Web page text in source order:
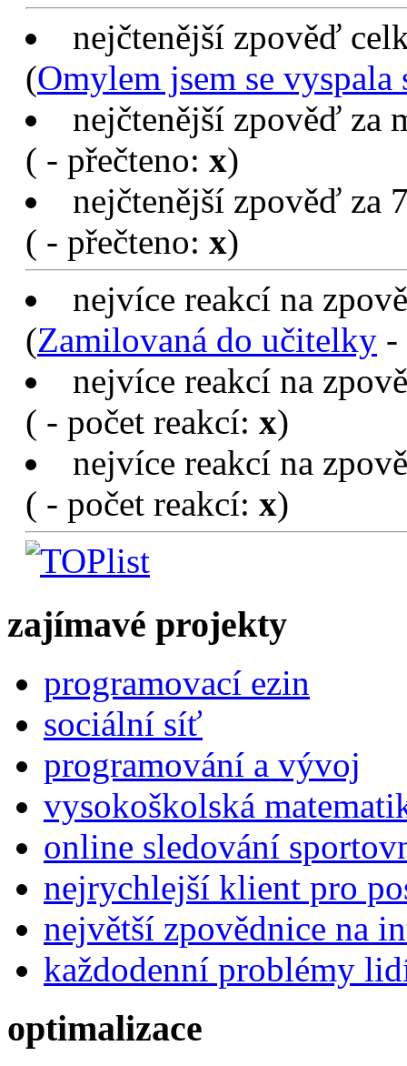
nejčtenější zpověď
(Omylem jsem se vyspala
nejčtenější zpověď za
( - přečteno: x)
nejčtenější zpověď za
( - přečteno: x)
nejvíce reakcí na
(Zamilovaná do učitelky -
nejvíce reakcí na
( - počet reakcí: x)
nejvíce reakcí na
( - počet reakcí: x)
zajímavé projekty
programovací ezin
sociální síť
programování a vývoj
vysokoškolská
online sledování
nejrychlejší klient pro
největší zpovědnice na
každodenní problémy
optimalizace